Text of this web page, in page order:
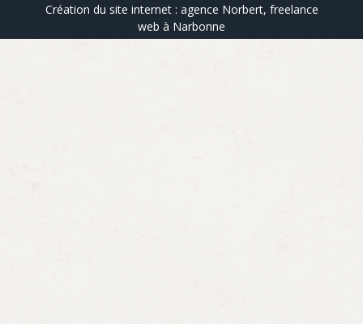
Création du site internet : agence Norbert, freelance
web à Narbonne